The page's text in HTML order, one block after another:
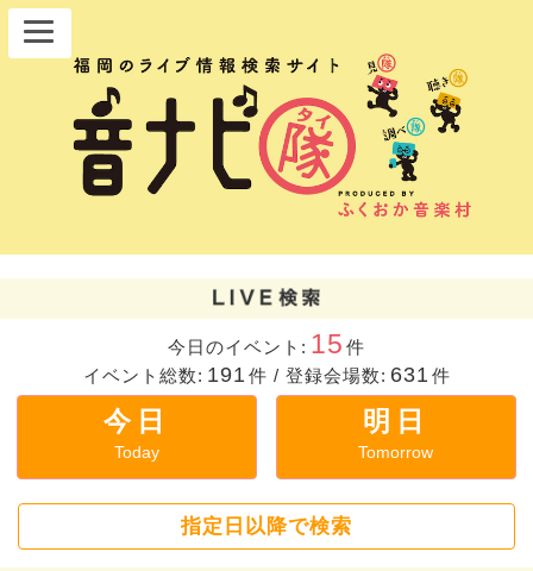
今日のイベント: 15 件
イベント総数: 191 件 / 登録会場数: 631 件
今日
Today
明日
Tomorrow
指定日以降で検索